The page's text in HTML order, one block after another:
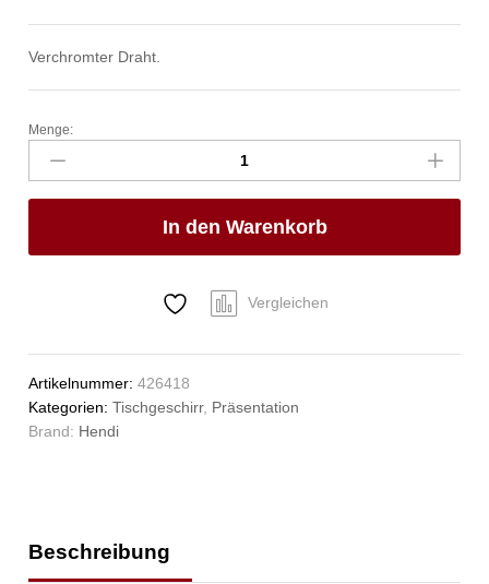
Verchromter Draht.
Obstkorb,
HENDI,
ø215x(H)205mm
Anzahl
Menge:
In den Warenkorb
Vergleichen
Artikelnummer:426418
Kategorien:Tischgeschirr, Präsentation
Brand: Hendi
Beschreibung